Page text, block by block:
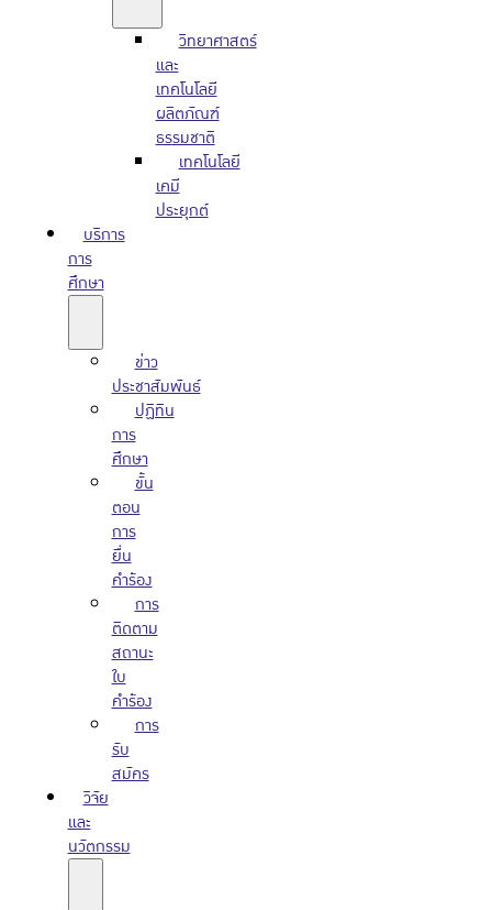
วิทยาศาสตร์
และ
เทคโนโลยี
ผลิตภัณฑ์
ธรรมชาติ
เทคโนโลยี
เคมี
ประยุกต์
บริการ
การ
ศึกษา
ข่าว
ประชาสัมพันธ์
ปฏิทิน
การ
ศึกษา
ขั้น
ตอน
การ
ยื่น
คำร้อง
การ
ติดตาม
สถานะ
ใบ
คำร้อง
การ
รับ
สมัคร
วิจัย
และ
นวัตกรรม